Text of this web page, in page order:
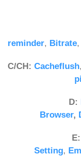
reminder, Bitrate,
C/CH: Cacheflush,
D:
Browser,
E:
Setting,